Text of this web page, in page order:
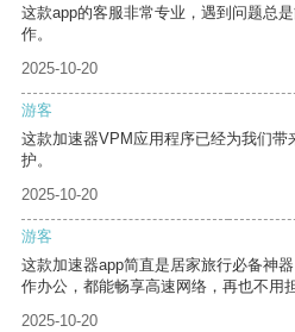
这款app的客服非常专业，遇到问题总
作。
2025-10-20
游客
这款加速器VPM应用程序已经为我们
护。
2025-10-20
游客
这款加速器app简直是居家旅行必备神
作办公，都能畅享高速网络，再也不用
2025-10-20